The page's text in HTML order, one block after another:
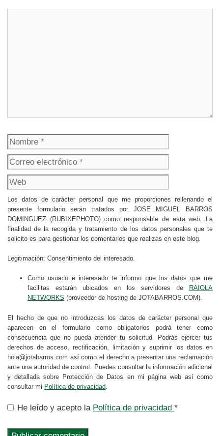
Nombre
electrónico
Los datos de carácter personal que me proporciones rellenando el
presente formulario serán tratados por JOSE MIGUEL BARROS
DOMINGUEZ (RUBIXEPHOTO) como responsable de esta web. La
finalidad de la recogida y tratamiento de los datos personales que te
solicito es para gestionar los comentarios que realizas en este blog.
Legitimación: Consentimiento del interesado.
Como usuario e interesado te informo que los datos que me
facilitas estarán ubicados en los servidores de
RAIOLA
NETWORKS (proveedor de hosting de JOTABARROS.COM).
El hecho de que no introduzcas los datos de carácter personal que
aparecen en el formulario como obligatorios podrá tener como
consecuencia que no pueda atender tu solicitud. Podrás ejercer tus
derechos de acceso, rectificación, limitación y suprimir los datos en
hola@jotabarros.com así como el derecho a presentar una reclamación
ante una autoridad de control. Puedes consultar la información adicional
y detallada sobre Protección de Datos en mi página web así como
consultar mi Política de privacidad
He leído y acepto la Política de privacidad *